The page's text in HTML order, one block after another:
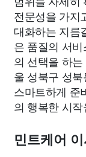
전문성을 가지
대화하는 지름
은 품질의 서
의 선택을 하
울 성북구 성
스마트하게 준
의 행복한 시
민트케어